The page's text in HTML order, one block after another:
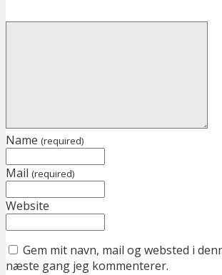
Name (required)
Mail (required)
Website
Gem mit navn, mail og websted i
næste gang jeg kommenterer.